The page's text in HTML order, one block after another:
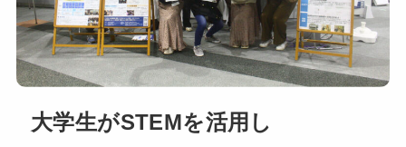
大学生がSTEMを活用し